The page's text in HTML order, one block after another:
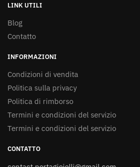
LINK UTILI
Blog
Contatto
INFORMAZIONI
Condizioni di vendita
Politica sulla privacy
Politica di rimborso
Termini e condizioni del servizio
Termini e condizioni del servizio
CONTATTO